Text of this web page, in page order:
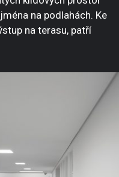
na podlahách. Ke
na terasu, patří